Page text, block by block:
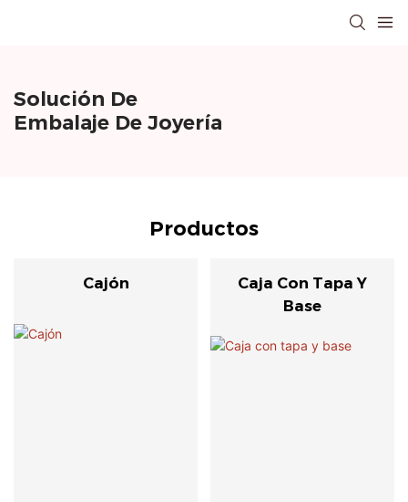
Solución De
Embalaje De Joyería
Productos
Cajón
Caja Con Tapa Y
Base